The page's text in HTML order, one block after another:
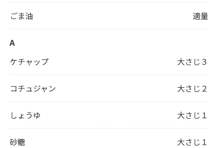
ごま油 適量
A
ケチャップ
大さじ３
コチュジャン 大さじ２
しょうゆ 大さじ１
砂糖 大さじ１